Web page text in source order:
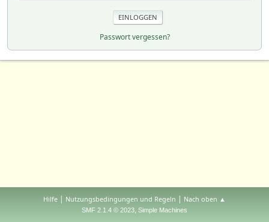
Passwort vergessen?
Hilfe | Nutzungsbedingungen und Regeln | Nach oben ▲
SMF 2.1.4 © 2023, Simple Machines